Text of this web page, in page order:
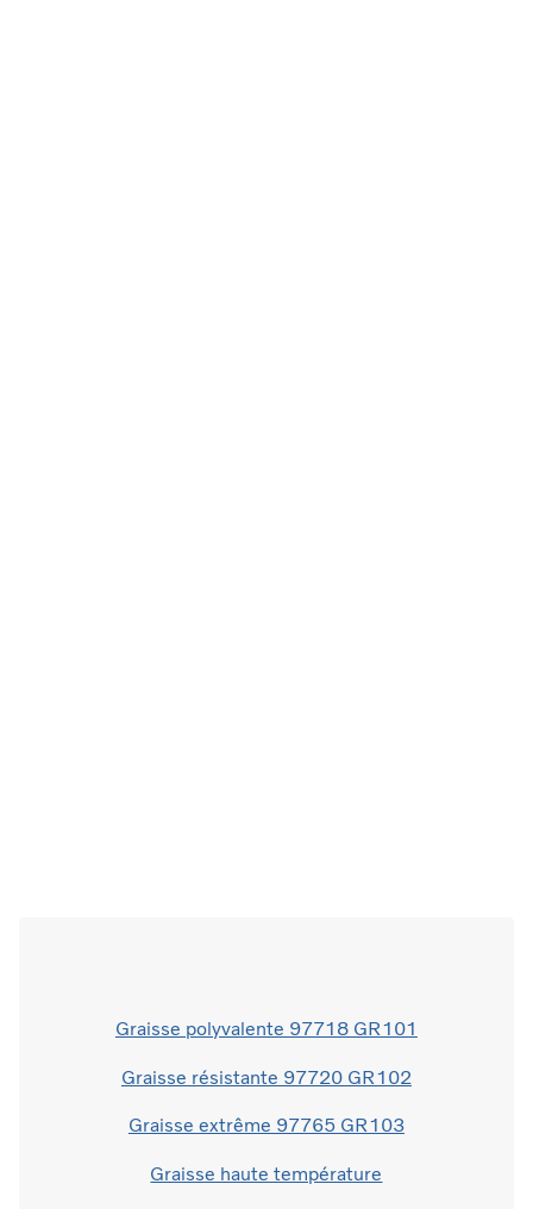
Graisse polyvalente 97718 GR101
Graisse résistante 97720 GR102
Graisse extrême 97765 GR103
Graisse haute température